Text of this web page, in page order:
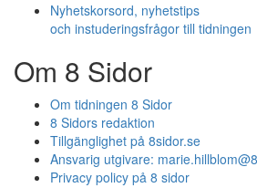
Nyhetskorsord, nyhetstips
och instuderingsfrågor till tidningen
Om 8 Sidor
Om tidningen 8 Sidor
8 Sidors redaktion
Tillgänglighet på 8sidor.se
Ansvarig utgivare:
Privacy policy på 8 sidor